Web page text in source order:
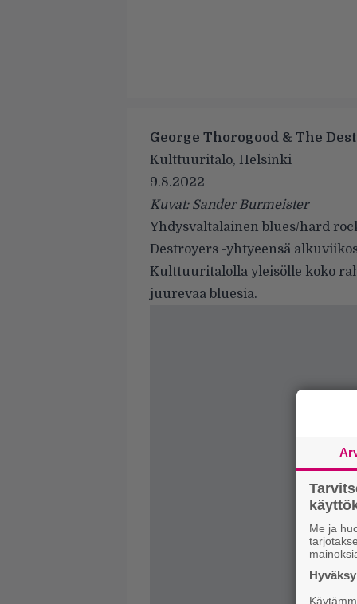
George Thorogood & The
Kulttuuritalo, Helsinki
9.8.2022
Kuvat: Sander Burmeister
Yhdysvaltalainen blues/hard
Destroyers -yhtyeensä
Kulttuuritalolla yleisölle koko
juurevaa bluesia.
Me ja